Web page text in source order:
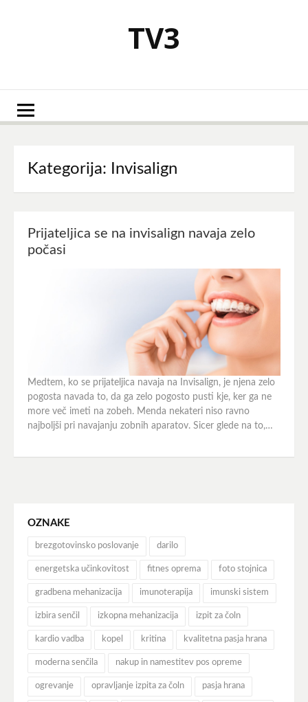
TV3
Kategorija: Invisalign
Prijateljica se na invisalign navaja zelo
počasi
Medtem, ko se prijateljica navaja na Invisalign, je njena zelo
pogosta navada to, da ga zelo pogosto pusti kje, ker ga ne
more več imeti na zobeh. Menda nekateri niso ravno
najboljši pri navajanju zobnih aparatov. Sicer glede na to,…
OZNAKE
brezgotovinsko poslovanje darilo
energetska učinkovitost fitnes oprema foto stojnica
gradbena mehanizacija imunoterapija imunski sistem
izbira senčil izkopna mehanizacija izpit za čoln
kardio vadba kopel kritina kvalitetna pasja hrana
moderna senčila nakup in namestitev pos opreme
ogrevanje opravljanje izpita za čoln pasja hrana